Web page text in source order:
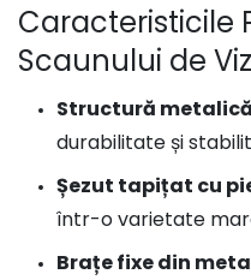
Caracteristicile
Scaunului de
Structură
durabilitate și
Șezut tapițat cu
într-o varietate
Brațe fixe din